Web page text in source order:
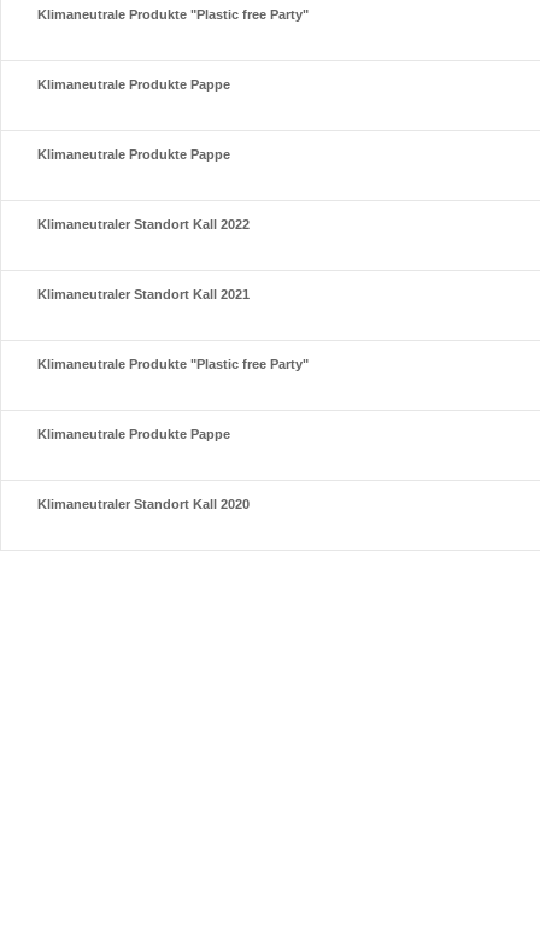
Klimaneutrale Produkte "Plastic free Party"
Klimaneutrale Produkte Pappe
Klimaneutrale Produkte Pappe
Klimaneutraler Standort Kall 2022
Klimaneutraler Standort Kall 2021
Klimaneutrale Produkte "Plastic free Party"
Klimaneutrale Produkte Pappe
Klimaneutraler Standort Kall 2020